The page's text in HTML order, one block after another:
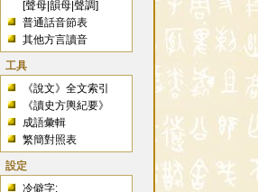
[聲母 |韻母 |聲調]
普通話音節表
其他方言讀音
工具
《說文》全文索引
《讀史方輿紀要》
成語彙輯
繁簡對照表
設定
冷僻字: